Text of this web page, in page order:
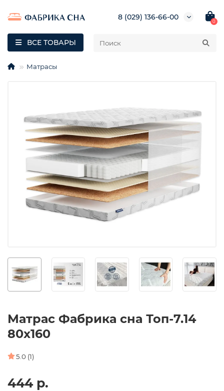
8 (029) 136-66-00
0
ВСЕ ТОВАРЫ
Матрасы
Матрас Фабрика сна Топ-7.14
80х160
5.0 (1)
444 р.